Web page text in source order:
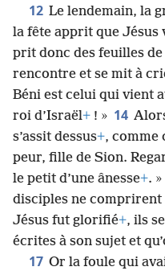
12 Le lendemain, la
la fête apprit que Jésus
prit donc des feuilles
rencontre et se mit à
Béni est celui qui vient
roi d’Israël+ ! » 14
s’assit dessus+, comme
peur, fille de Sion.
le petit d’une ânesse+. »
disciples ne comprirent
Jésus fut glorifié+, ils
écrites à son sujet et
17 Or la foule qui